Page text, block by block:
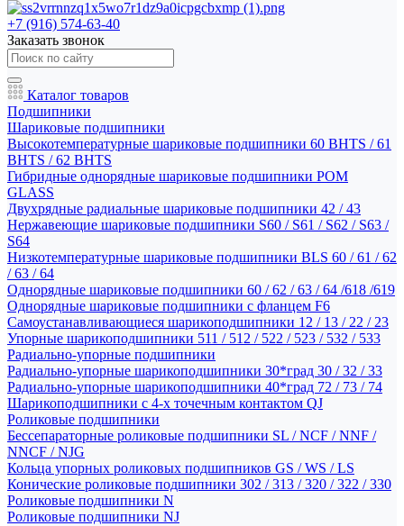
+7 (916) 574-63-40
Заказать звонок
Каталог товаров
Подшипники
Шариковые подшипники
Высокотемпературные шариковые подшипники 60 BHTS / 61
BHTS / 62 BHTS
Гибридные однорядные шариковые подшипники POM
GLASS
Двухрядные радиальные шариковые подшипники 42 / 43
Нержавеющие шариковые подшипники S60 / S61 / S62 / S63 /
S64
Низкотемпературные шариковые подшипники BLS 60 / 61 / 62
/ 63 / 64
Однорядные шариковые подшипники 60 / 62 / 63 / 64 /618 /619
Однорядные шариковые подшипники с фланцем F6
Самоустанавливающиеся шарикоподшипники 12 / 13 / 22 / 23
Упорные шарикоподшипники 511 / 512 / 522 / 523 / 532 / 533
Радиально-упорные подшипники
Радиально-упорные шарикоподшипники 30*град 30 / 32 / 33
Радиально-упорные шарикоподшипники 40*град 72 / 73 / 74
Шарикоподшипники с 4-х точечным контактом QJ
Роликовые подшипники
Бессепараторные роликовые подшипники SL / NCF / NNF /
NNCF / NJG
Кольца упорных роликовых подшипников GS / WS / LS
Конические роликовые подшипники 302 / 313 / 320 / 322 / 330
Роликовые подшипники N
Роликовые подшипники NJ